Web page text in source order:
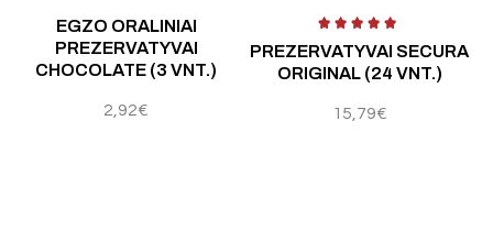
EGZO ORALINIAI
PREZERVATYVAI
CHOCOLATE (3 VNT.)
2,92€
PREZERVATYVAI SECURA
ORIGINAL (24 VNT.)
15,79€
Įvertinimas: 5.00